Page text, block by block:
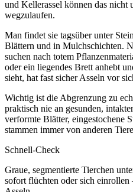
und Kellerassel können das nicht
wegzulaufen.
Man findet sie tagsüber unter
Blättern und in Mulchschichten.
suchen nach totem
oder ein liegendes Brett anhebt
sieht, hat fast sicher Asseln vor
Wichtig ist die Abgrenzung zu
praktisch nie an gesunden,
verformte Blätter, eingestochene
stammen immer von anderen
Schnell-Check
Graue, segmentierte Tierchen
sofort flüchten oder sich